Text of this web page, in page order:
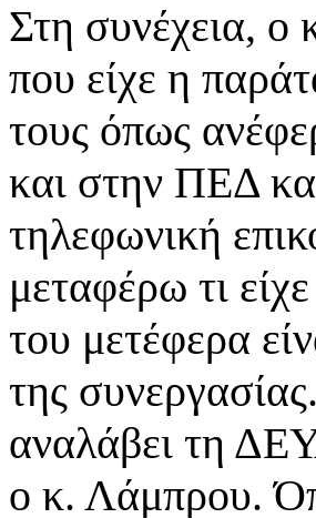
Στη συνέχεια, ο
που είχε η
τους όπως
και στην ΠΕΔ
τηλεφωνική
μεταφέρω τι
του μετέφερα
της
αναλάβει τη
ο κ. Λάμπρου.